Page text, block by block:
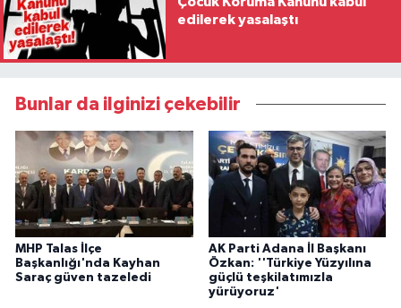
edilerek yasalaştı
Bunlar da ilginizi çekebilir
MHP Talas İlçe
Başkanlığı'nda Kayhan
Saraç güven tazeledi
AK Parti Adana İl Başkanı
Özkan: ''Türkiye Yüzyılına
güçlü teşkilatımızla
yürüyoruz'